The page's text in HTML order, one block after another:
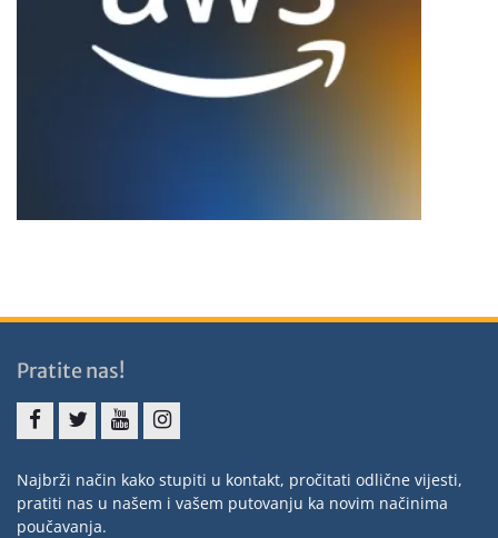
Pratite nas!
Najbrži način kako stupiti u kontakt, pročitati odlične vijesti,
pratiti nas u našem i vašem putovanju ka novim načinima
poučavanja.